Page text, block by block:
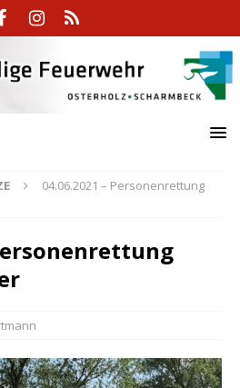
04.06.2021 – Personenrettung